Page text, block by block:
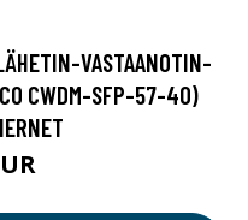
VASTAANOTIN-
CWDM-SFP-57-40)